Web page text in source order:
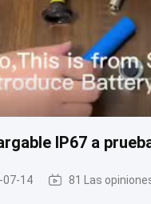
IP67 a
07-14 81 Las